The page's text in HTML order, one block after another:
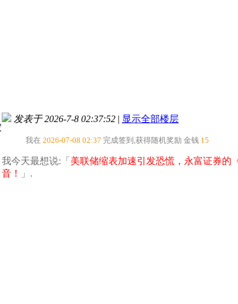
发表于 2026-7-8 02:37:52 | 显示全部楼层
我在 2026-07-08 02:37 完成签到,获得随机奖励 金钱 15
我今天最想说:「 美联储缩表加速引发恐慌，永富证券的
音！
」.